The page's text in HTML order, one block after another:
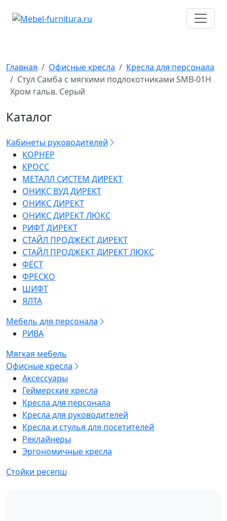
Главная Офисные кресла
Кресла для персонала
Стул Самба с мягкими подлокотниками SMB-01H
Хром гальв. Серый
Каталог
Кабинеты руководителей
КОРНЕР
КРОСС
МЕТАЛЛ СИСТЕМ ДИРЕКТ
ОНИКС ВУД ДИРЕКТ
ОНИКС ДИРЕКТ
ОНИКС ДИРЕКТ ЛЮКС
РИФТ ДИРЕКТ
СТАЙЛ ПРОДЖЕКТ ДИРЕКТ
СТАЙЛ ПРОДЖЕКТ ДИРЕКТ ЛЮКС
ФЁСТ
ФРЕСКО
ШИФТ
ЯЛТА
Мебель для персонала
РИВА
Мягкая мебель
Офисные кресла
Аксессуары
Геймерские кресла
Кресла для персонала
Кресла для руководителей
Кресла и стулья для посетителей
Реклайнеры
Эргономичные кресла
Стойки ресепш